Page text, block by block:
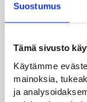
Suostumus
Tämä sivusto
Käytämme
mainoksia,
ja